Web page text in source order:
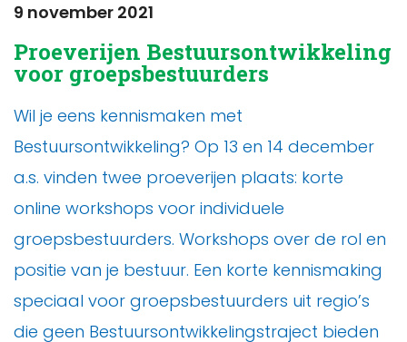
9 november 2021
Proeverijen Bestuursontwikkeling
voor groepsbestuurders
Wil je eens kennismaken met
Bestuursontwikkeling? Op 13 en 14 december
a.s. vinden twee proeverijen plaats: korte
online workshops voor individuele
groepsbestuurders. Workshops over de rol en
positie van je bestuur. Een korte kennismaking
speciaal voor groepsbestuurders uit regio’s
die geen Bestuursontwikkelingstraject bieden